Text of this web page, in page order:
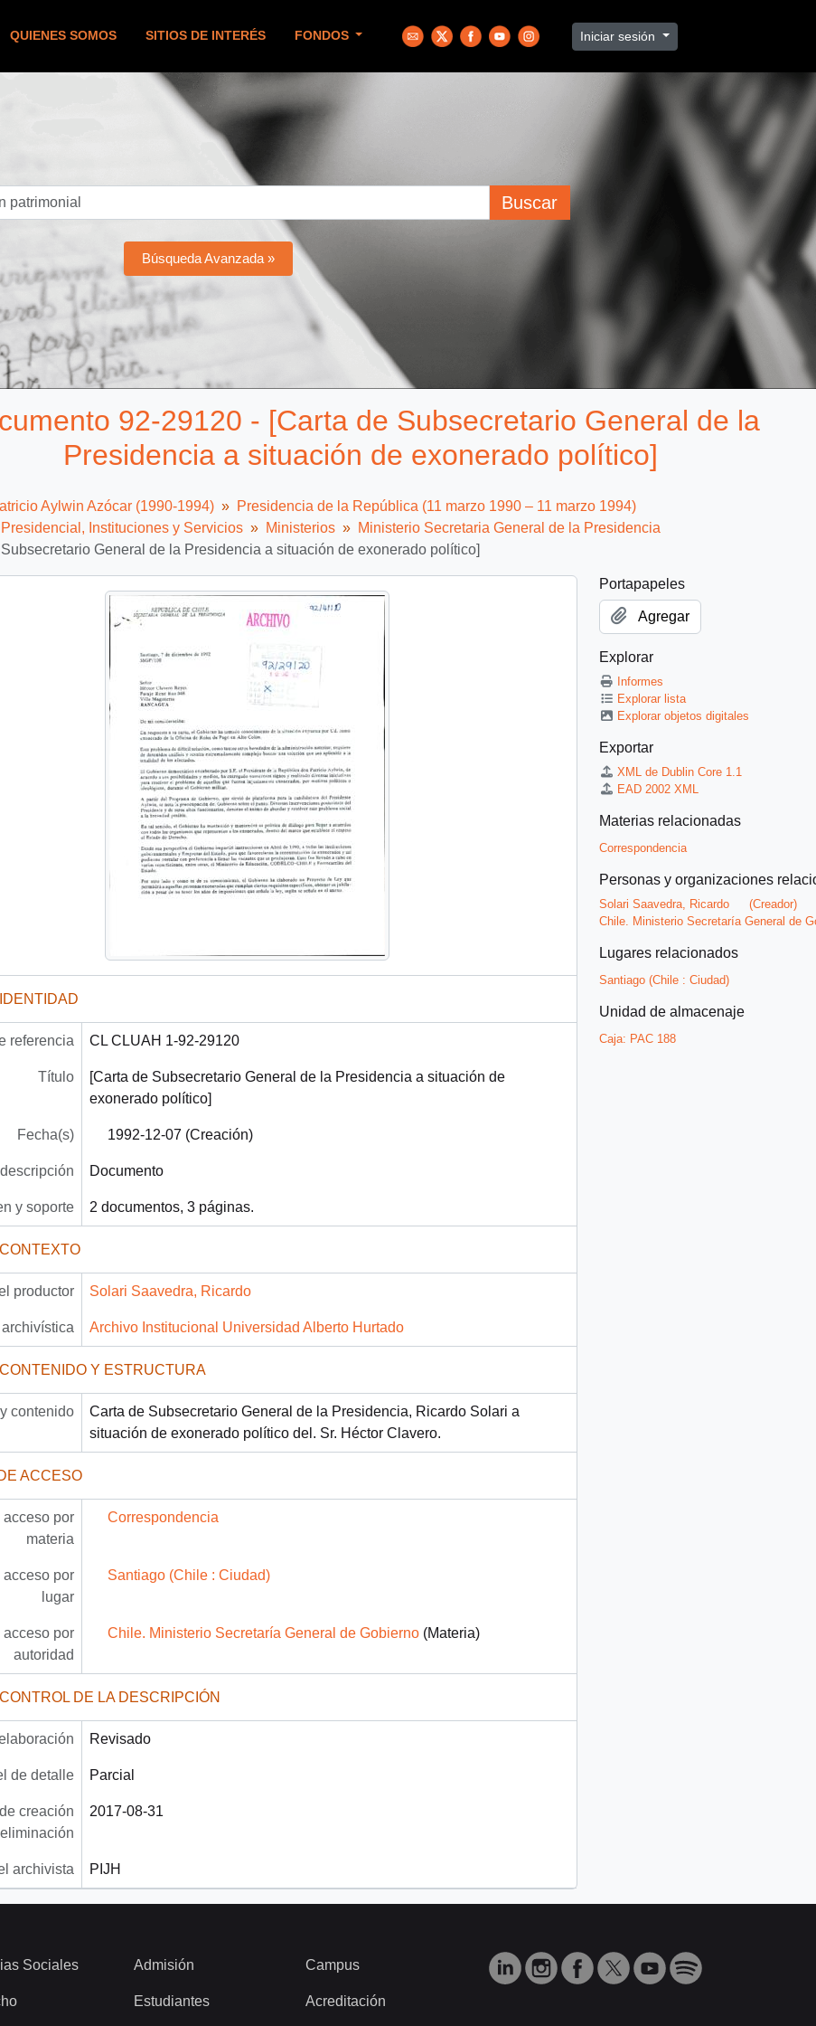
QUIENES SOMOS SITIOS DE INTERÉS FONDOS Iniciar sesión
Buscar
Búsqueda Avanzada »
92-29120 - [Carta de Subsecretario General de la
Presidencia a situación de exonerado político]
Aylwin Azócar (1990-1994)
Presidencia de la República (11 marzo 1990 – 11 marzo 1994)
Instituciones y Servicios
Ministerios
Ministerio Secretaria General de la Presidencia
General de la Presidencia a situación de exonerado político]
referencia CL CLUAH 1-92-29120
Título
[Carta de Subsecretario General de la Presidencia a situación de
exonerado político]
Fecha(s) 1992-12-07 (Creación)
Documento
y soporte 2 documentos, 3 páginas.
productor Solari Saavedra, Ricardo
archivística Archivo Institucional Universidad Alberto Hurtado
Y ESTRUCTURA
contenido
Carta de Subsecretario General de la Presidencia, Ricardo Solari a
situación de exonerado político del. Sr. Héctor Clavero.
ACCESO
acceso por
materia
Correspondencia
acceso por
lugar
Santiago (Chile : Ciudad)
acceso por
autoridad
Chile. Ministerio Secretaría General de Gobierno(Materia)
DE LA DESCRIPCIÓN
Revisado
de detalle Parcial
creación
2017-08-31
archivista PIJH
Portapapeles
Agregar
Explorar
Informes
Explorar lista
Explorar objetos digitales
Exportar
XML de Dublin Core 1.1
EAD 2002 XML
Materias relacionadas
Correspondencia
Personas y organizaciones
Solari Saavedra, Ricardo
(Creador)
Chile. Ministerio Secretaría General de
Lugares relacionados
Santiago (Chile : Ciudad)
Unidad de almacenaje
Caja: PAC 188
Sociales Admisión
Estudiantes
Campus
Acreditación